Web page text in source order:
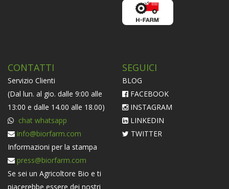
CONTATTI
Servizio Clienti
(Dal lun. al gio. dalle 9:00 alle
13:00 e dalle 14.00 alle 18.00)
chat whatsapp
info@biorfarm.com
Informazioni per la stampa
press@biorfarm.com
Se sei un Agricoltore Bio e ti
piacerebbe essere dei nostri
SEGUICI
BLOG
FACEBOOK
INSTAGRAM
LINKEDIN
TWITTER